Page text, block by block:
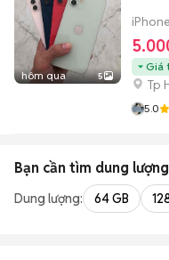
hôm qua 5
Giá
Tp
5.0
Bạn cần tìm dung lượng
Dung lượng: 64 GB